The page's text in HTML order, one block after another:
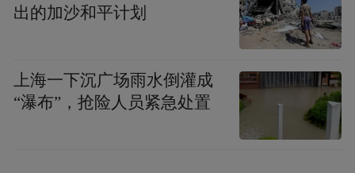
出的加沙和平计划
上海一下沉广场雨水倒灌成
“瀑布”，抢险人员紧急处置